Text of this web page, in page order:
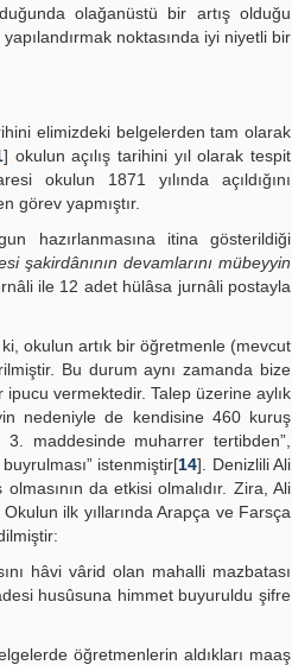
olağanüstü bir artış olduğu
noktasında iyi niyetli bir
elimizdeki belgelerden tam olarak
] okulun açılış tarihini yıl olarak tespit
okulun 1871 yılında açıldığını
görev yapmıştır.
hazırlanmasına itina gösterildiği
şakirdânının devamlarını mübeyyin
ile 12 adet hülâsa jurnâli postayla
okulun artık bir öğretmenle (mevcut
Bu durum aynı zamanda bize
vermektedir. Talep üzerine aylık
nedeniyle de kendisine 460 kuruş
3. maddesinde muharrer tertibden”,
istenmiştir[14]. Denizlili Ali
da etkisi olmalıdır. Zira, Ali
ilk yıllarında Arapça ve Farsça
hâvi vârid olan mahalli mazbatası
husûsuna himmet buyuruldu şifre
öğretmenlerin aldıkları maaş